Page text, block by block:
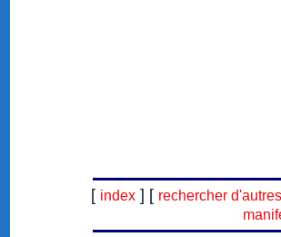
[ index ] [ rechercher